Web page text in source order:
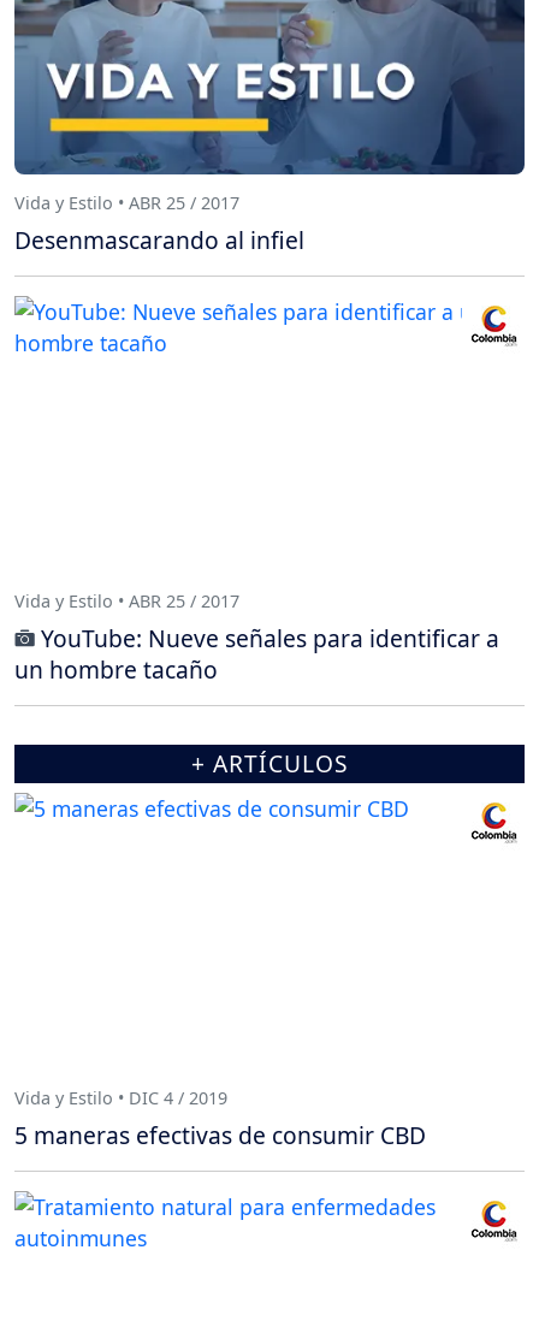
Vida y Estilo • ABR 25 / 2017
Desenmascarando al infiel
Vida y Estilo • ABR 25 / 2017
YouTube: Nueve señales para identificar a
un hombre tacaño
+ ARTÍCULOS
Vida y Estilo • DIC 4 / 2019
5 maneras efectivas de consumir CBD